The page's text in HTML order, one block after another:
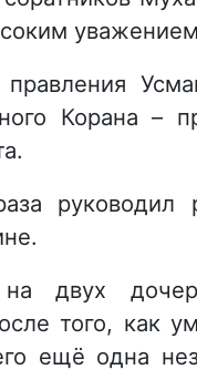
Корана –
руководил
того, как
ещё одна